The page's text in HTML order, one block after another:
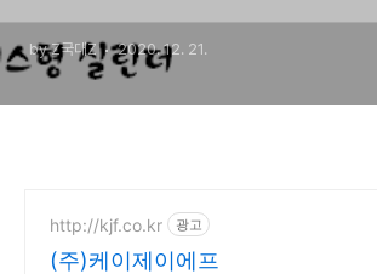
by Z국대Z 2020. 12. 21.
http://kjf.co.kr 광고
(주)케이제이에프